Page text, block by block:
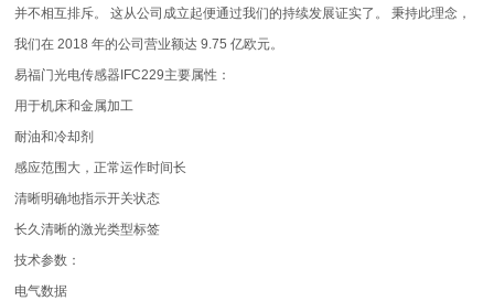
并不相互排斥。 这从公司成立起便通过我们的持续发展证实了。 秉持此理念，
我们在 2018 年的公司营业额达 9.75 亿欧元。
易福门光电传感器IFC229主要属性：
用于机床和金属加工
耐油和冷却剂
感应范围大，正常运作时间长
清晰明确地指示开关状态
长久清晰的激光类型标签
技术参数：
电气数据